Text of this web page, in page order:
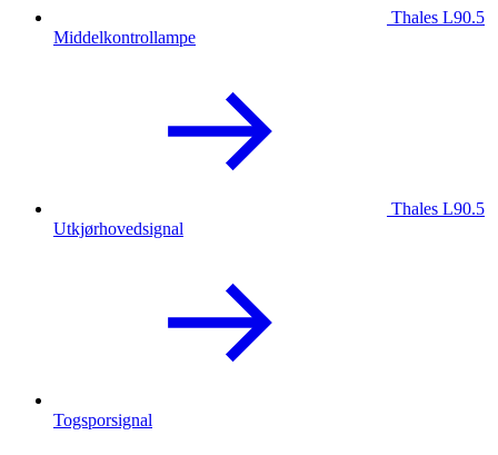
Thales L90.5
Middelkontrollampe
Thales L90.5
Utkjørhovedsignal
Togsporsignal